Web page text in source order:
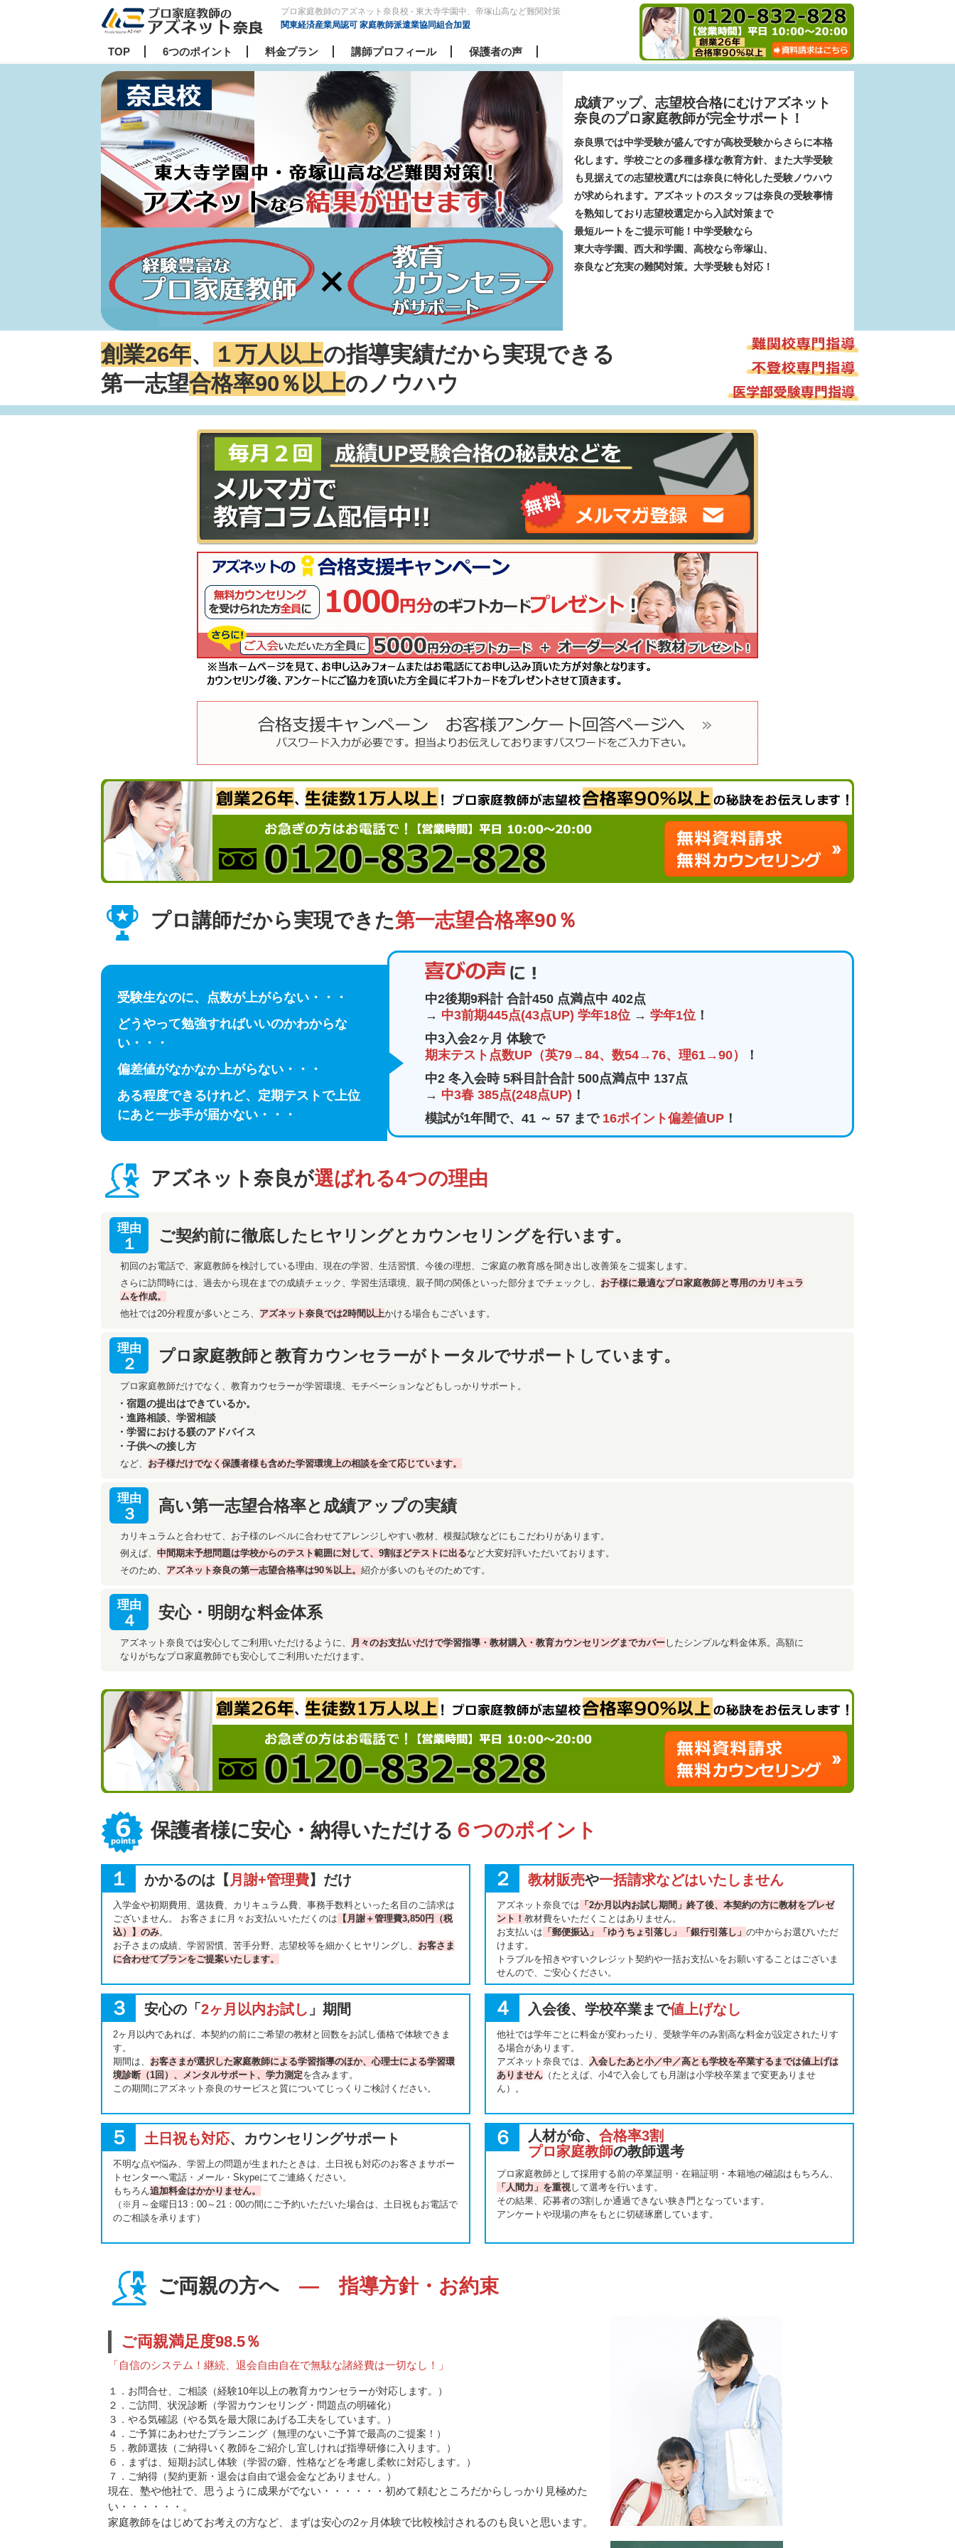
プロ家庭教師のアズネット奈良校 - 東大寺学園中、帝塚山高など難関対策
関東経済産業局認可 家庭教師派遣業協同組合加盟
TOP 6つのポイント 料金プラン 講師プロフィール 保護者の声
成績アップ、志望校合格にむけアズネット
奈良のプロ家庭教師が完全サポート！
奈良県では中学受験が盛んですが高校受験からさらに本格
化します。学校ごとの多種多様な教育方針、また大学受験
も見据えての志望校選びには奈良に特化した受験ノウハウ
が求められます。アズネットのスタッフは奈良の受験事情
を熟知しており志望校選定から入試対策まで
最短ルートをご提示可能！中学受験なら
東大寺学園、西大和学園、高校なら帝塚山、
奈良など充実の難関対策。大学受験も対応！
創業26年、 １万人以上の指導実績だから実現できる
第一志望合格率90％以上のノウハウ
プロ講師だから実現できた第一志望合格率90％
受験生なのに、点数が上がらない・・・
どうやって勉強すればいいのかわからな
い・・・
偏差値がなかなか上がらない・・・
ある程度できるけれど、定期テストで上位
にあと一歩手が届かない・・・
中2後期9科計 合計450 点満点中 402点
→ 中3前期445点(43点UP) 学年18位→ 学年1位！
中3入会2ヶ月 体験で
期末テスト点数UP（英79→84、数54→76、理61→90）
！
中2 冬入会時 5科目計合計 500点満点中 137点
→ 中3春 385点(248点UP) ！
模試が1年間で、41 ～ 57 まで 16ポイント偏差値UP！
アズネット奈良が選ばれる4つの理由
理由
１ ご契約前に徹底したヒヤリングとカウンセリングを行います。
初回のお電話で、家庭教師を検討している理由、現在の学習、生活習慣、今後の理想、ご家庭の教育感を聞き出し改善策をご提案します。
さらに訪問時には、過去から現在までの成績チェック、学習生活環境、親子間の関係といった部分までチェックし、 お子様に最適なプロ家庭教師と専用のカリキュラ
ムを作成。
他社では20分程度が多いところ、 アズネット奈良では2時間以上かける場合もございます。
理由
２ プロ家庭教師と教育カウンセラーがトータルでサポートしています。
プロ家庭教師だけでなく、教育カウセラーが学習環境、モチベーションなどもしっかりサポート。
・宿題の提出はできているか。
・進路相談、学習相談
・学習における躾のアドバイス
・子供への接し方
など、 お子様だけでなく保護者様も含めた学習環境上の相談を全て応じています。
理由
３ 高い第一志望合格率と成績アップの実績
カリキュラムと合わせて、お子様のレベルに合わせてアレンジしやすい教材、模擬試験などにもこだわりがあります。
例えば、 中間期末予想問題は学校からのテスト範囲に対して、9割ほどテストに出るなど大変好評いただいております。
そのため、 アズネット奈良の第一志望合格率は90％以上。 紹介が多いのもそのためです。
理由
４ 安心・明朗な料金体系
アズネット奈良では安心してご利用いただけるように、 月々のお支払いだけで学習指導・教材購入・教育カウンセリングまでカバーしたシンプルな料金体系。高額に
なりがちなプロ家庭教師でも安心してご利用いただけます。
保護者様に安心・納得いただける ６つのポイント
１ かかるのは【 月謝+管理費】だけ
入学金や初期費用、選抜費、カリキュラム費、事務手数料といった名目のご請求は
ございません。 お客さまに月々お支払いいただくのは 【月謝＋管理費3,850円（税
込）】のみ。
お子さまの成績、学習習慣、苦手分野、志望校等を細かくヒヤリングし、 お客さま
に合わせてプランをご提案いたします。
２ 教材販売や一括請求などはいたしません
アズネット奈良では 「2か月以内お試し期間」終了後、本契約の方に教材をプレゼ
ント！ 教材費をいただくことはありません。
お支払いは 「郵便振込」「ゆうちょ引落し」「銀行引落し」 の中からお選びいただ
けます。
トラブルを招きやすいクレジット契約や一括お支払いをお願いすることはございま
せんので、ご安心ください。
３ 安心の「 2ヶ月以内お試し 」期間
2ヶ月以内であれば、本契約の前にご希望の教材と回数をお試し価格で体験できま
す。
期間は、 お客さまが選択した家庭教師による学習指導のほか、心理士による学習環
境診断（1回）、メンタルサポート、学力測定を含みます。
この期間にアズネット奈良のサービスと質についてじっくりご検討ください。
４ 入会後、学校卒業まで値上げなし
他社では学年ごとに料金が変わったり、受験学年のみ割高な料金が設定されたりす
る場合があります。
アズネット奈良では、 入会したあと小／中／高とも学校を卒業するまでは値上げは
ありません （たとえば、小4で入会しても月謝は小学校卒業まで変更ありませ
ん）。
５ 土日祝も対応、カウンセリングサポート
不明な点や悩み、学習上の問題が生まれたときは、土日祝も対応のお客さまサポー
トセンターへ電話・メール・Skypeにてご連絡ください。
もちろん追加料金はかかりません。
（※月～金曜日13：00～21：00の間にご予約いただいた場合は、土日祝もお電話で
のご相談を承ります）
６ 人材が命、 合格率3割
プロ家庭教師の教師選考
プロ家庭教師として採用する前の卒業証明・在籍証明・本籍地の確認はもちろん、
「人間力」を重視して選考を行います。
その結果、応募者の3割しか通過できない狭き門となっています。
アンケートや現場の声をもとに切磋琢磨しています。
ご両親の方へ ― 指導方針・お約束
ご両親満足度98.5％
「自信のシステム！継続、退会自由自在で無駄な諸経費は一切なし！」
１．お問合せ、ご相談（経験10年以上の教育カウンセラーが対応します。）
２．ご訪問、状況診断（学習カウンセリング・問題点の明確化）
３．やる気確認（やる気を最大限にあげる工夫をしています。）
４．ご予算にあわせたプランニング（無理のないご予算で最高のご提案！）
５．教師選抜（ご納得いく教師をご紹介し宜しければ指導研修に入ります。）
６．まずは、短期お試し体験（学習の癖、性格などを考慮し柔軟に対応します。）
７．ご納得（契約更新・退会は自由で退会金などありません。）
現在、塾や他社で、思うように成果がでない・・・・・・初めて頼むところだからしっかり見極めた
い・・・・・・。
家庭教師をはじめてお考えの方など、まずは安心の2ヶ月体験で比較検討されるのも良いと思います。